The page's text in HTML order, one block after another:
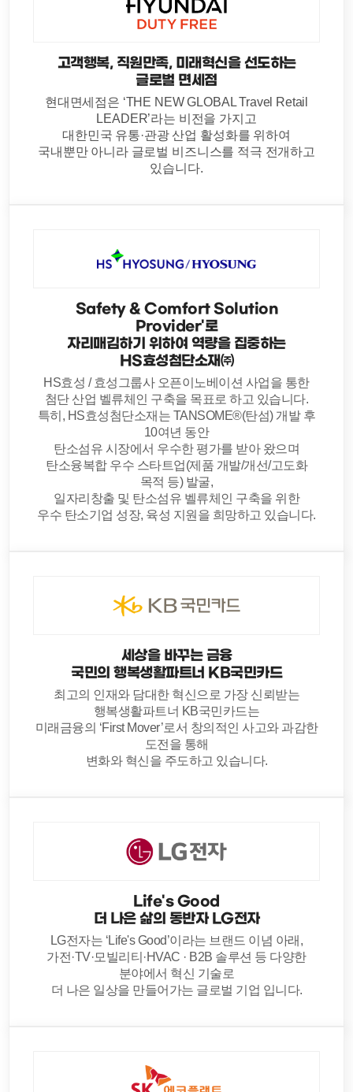
고객행복, 직원만족, 미래혁신을 선도하는
글로벌 면세점
현대면세점은 ‘THE NEW GLOBAL Travel Retail
LEADER’라는 비전을 가지고
대한민국 유통·관광 산업 활성화를 위하여
국내뿐만 아니라 글로벌 비즈니스를 적극 전개하고
있습니다.
Safety & Comfort Solution
Provider'로
자리매김하기 위하여 역량을 집중하는
HS효성첨단소재㈜
HS효성 / 효성그룹사 오픈이노베이션 사업을 통한
첨단 산업 벨류체인 구축을 목표로 하고 있습니다.
특히, HS효성첨단소재는 TANSOME®(탄섬) 개발 후
10여년 동안
탄소섬유 시장에서 우수한 평가를 받아 왔으며
탄소융복합 우수 스타트업(제품 개발/개선/고도화
목적 등) 발굴,
일자리창출 및 탄소섬유 벨류체인 구축을 위한
우수 탄소기업 성장, 육성 지원을 희망하고 있습니다.
세상을 바꾸는 금융
국민의 행복생활파트너 KB국민카드
최고의 인재와 담대한 혁신으로 가장 신뢰받는
행복생활파트너 KB국민카드는
미래금융의 ‘First Mover’로서 창의적인 사고와 과감한
도전을 통해
변화와 혁신을 주도하고 있습니다.
Life's Good
더 나은 삶의 동반자 LG전자
LG전자는 ‘Life's Good’이라는 브랜드 이념 아래,
가전·TV·모빌리티·HVAC · B2B 솔루션 등 다양한
분야에서 혁신 기술로
더 나은 일상을 만들어가는 글로벌 기업 입니다.